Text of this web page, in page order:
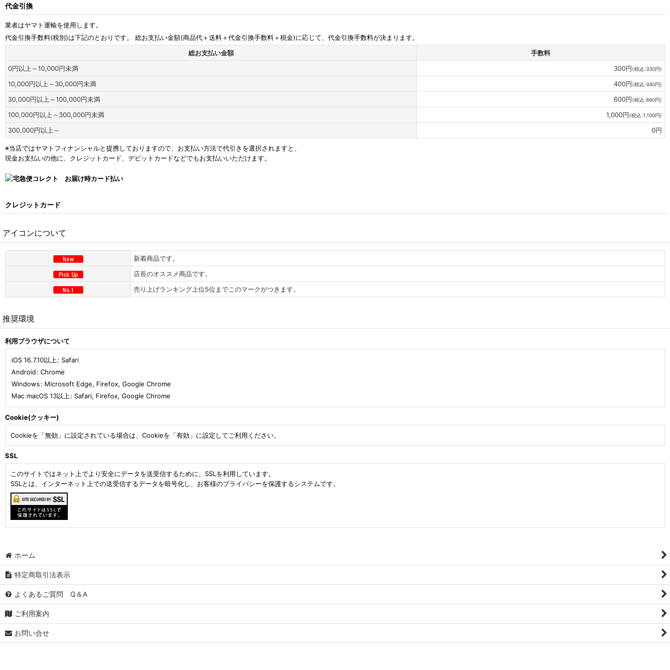
代金引換
業者はヤマト運輸を使用します。
代金引換手数料(税別)は下記のとおりです。 総お支払い金額(商品代＋送料＋代金引換手数料＋税金)に応じて、代金引換手数料が決まります。
総お支払い金額
手数料
0円以上～10,000円未満 300円(税込:330円)
10,000円以上～30,000円未満 400円(税込:440円)
30,000円以上～100,000円未満 600円(税込:660円)
100,000円以上～300,000円未満 1,000円(税込:1,100円)
300,000円以上～ 0円
※当店ではヤマトフィナンシャルと提携しておりますので、お支払い方法で代引きを選択されますと、
現金お支払いの他に、クレジットカード、デビットカードなどでもお支払いいただけます。
クレジットカード
アイコンについて
新着商品です。
店長のオススメ商品です。
売り上げランキング上位5位までこのマークがつきます。
推奨環境
利用ブラウザについて
iOS 16.7.10以上: Safari
Android: Chrome
Windows: Microsoft Edge, Firefox, Google Chrome
Mac macOS 13以上: Safari, Firefox, Google Chrome
Cookie(クッキー)
Cookieを「無効」に設定されている場合は、Cookieを「有効」に設定してご利用ください。
SSL
このサイトではネット上でより安全にデータを送受信するために、SSLを利用しています。
SSLとは、インターネット上での送受信するデータを暗号化し、お客様のプライバシーを保護するシステムです。
ホーム
特定商取引法表示
よくあるご質問 Q＆A
ご利用案内
お問い合せ